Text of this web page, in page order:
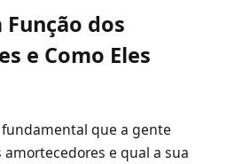
dos
e Como Eles
que a gente
e qual a sua